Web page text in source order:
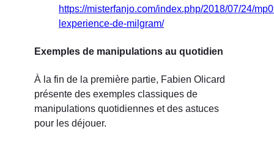
https://misterfanjo.com/index.php/2018/07/24/
lexperience-de-milgram/
Exemples de manipulations au quotidien
À la fin de la première partie, Fabien Olicard
présente des exemples classiques de
manipulations quotidiennes et des astuces
pour les déjouer.